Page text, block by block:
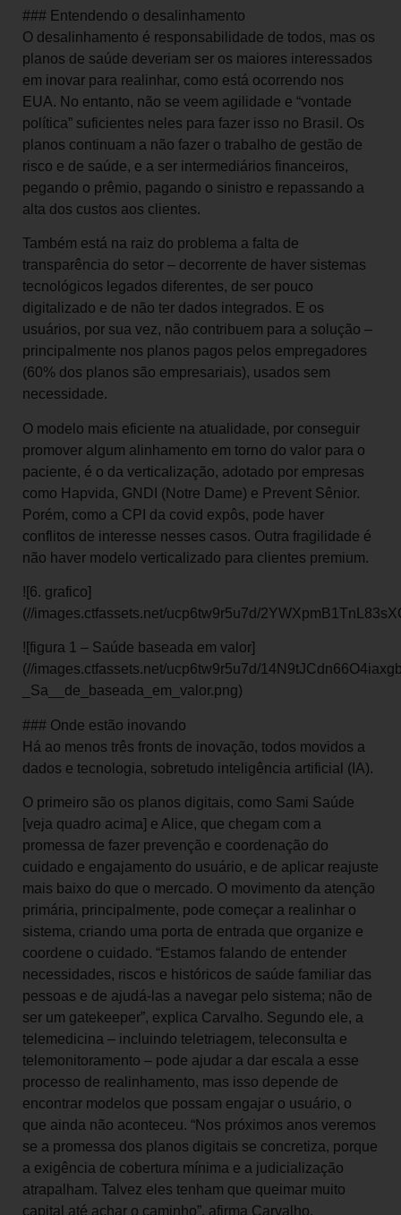
### Entendendo o desalinhamento
O desalinhamento é responsabilidade de todos, mas os
planos de saúde deveriam ser os maiores interessados
em inovar para realinhar, como está ocorrendo nos
EUA. No entanto, não se veem agilidade e “vontade
política” suficientes neles para fazer isso no Brasil. Os
planos continuam a não fazer o trabalho de gestão de
risco e de saúde, e a ser intermediários financeiros,
pegando o prêmio, pagando o sinistro e repassando a
alta dos custos aos clientes.
Também está na raiz do problema a falta de
transparência do setor – decorrente de haver sistemas
tecnológicos legados diferentes, de ser pouco
digitalizado e de não ter dados integrados. E os
usuários, por sua vez, não contribuem para a solução –
principalmente nos planos pagos pelos empregadores
(60% dos planos são empresariais), usados sem
necessidade.
O modelo mais eficiente na atualidade, por conseguir
promover algum alinhamento em torno do valor para o
paciente, é o da verticalização, adotado por empresas
como Hapvida, GNDI (Notre Dame) e Prevent Sênior.
Porém, como a CPI da covid expôs, pode haver
conflitos de interesse nesses casos. Outra fragilidade é
não haver modelo verticalizado para clientes premium.
![6. grafico]
(//images.ctfassets.net/ucp6tw9r5u7d/
![figura 1 – Saúde baseada em valor]
(//images.ctfassets.net/ucp6tw9r5u7d/
_Sa__de_baseada_em_valor.png)
### Onde estão inovando
Há ao menos três fronts de inovação, todos movidos a
dados e tecnologia, sobretudo inteligência artificial (IA).
O primeiro são os planos digitais, como Sami Saúde
[veja quadro acima] e Alice, que chegam com a
promessa de fazer prevenção e coordenação do
cuidado e engajamento do usuário, e de aplicar reajuste
mais baixo do que o mercado. O movimento da atenção
primária, principalmente, pode começar a realinhar o
sistema, criando uma porta de entrada que organize e
coordene o cuidado. “Estamos falando de entender
necessidades, riscos e históricos de saúde familiar das
pessoas e de ajudá-las a navegar pelo sistema; não de
ser um gatekeeper”, explica Carvalho. Segundo ele, a
telemedicina – incluindo teletriagem, teleconsulta e
telemonitoramento – pode ajudar a dar escala a esse
processo de realinhamento, mas isso depende de
encontrar modelos que possam engajar o usuário, o
que ainda não aconteceu. “Nos próximos anos veremos
se a promessa dos planos digitais se concretiza, porque
a exigência de cobertura mínima e a judicialização
atrapalham. Talvez eles tenham que queimar muito
capital até achar o caminho”, afirma Carvalho.